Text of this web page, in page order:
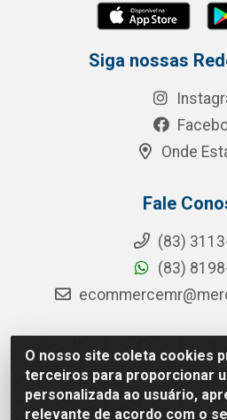
O nosso site coleta cookies
terceiros para proporcionar
personalizada ao usuário,
relevante de acordo com o
Siga nossas
Onde
Fale
(83)
(83)
MR Distribuidora - Rua Hortêncio
Distrito Industrial, João
CNPJ